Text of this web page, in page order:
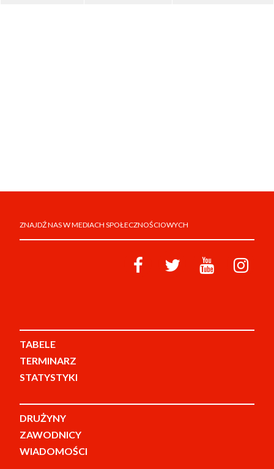
ZNAJDŹ NAS W MEDIACH SPOŁECZNOŚCIOWYCH
TABELE
TERMINARZ
STATYSTYKI
DRUŻYNY
ZAWODNICY
WIADOMOŚCI